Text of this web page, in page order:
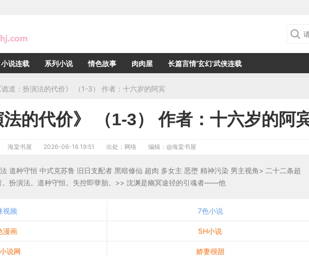
小说连载 系列小说 情色故事 肉肉屋 长篇言情‘玄幻’武侠连载
诡道：扮演法的代价》 （1-3） 作者：十六岁的阿宾
法的代价》 （1-3） 作者：十六岁的阿
海棠书屋 2026-06-16 19:51 出处：网络 编辑： @海棠书屋
道种守恒 中式克苏鲁 旧日支配者 黑暗修仙 超肉 多女主 恶堕 精神污染 男主视角> 二十二条超
。扮演法。道种守恒。失控即孽胎。>> 沈渊是幽冥途径的引魂者——他
视频 7色小说
漫画 5H小说
说网 娇妻很甜